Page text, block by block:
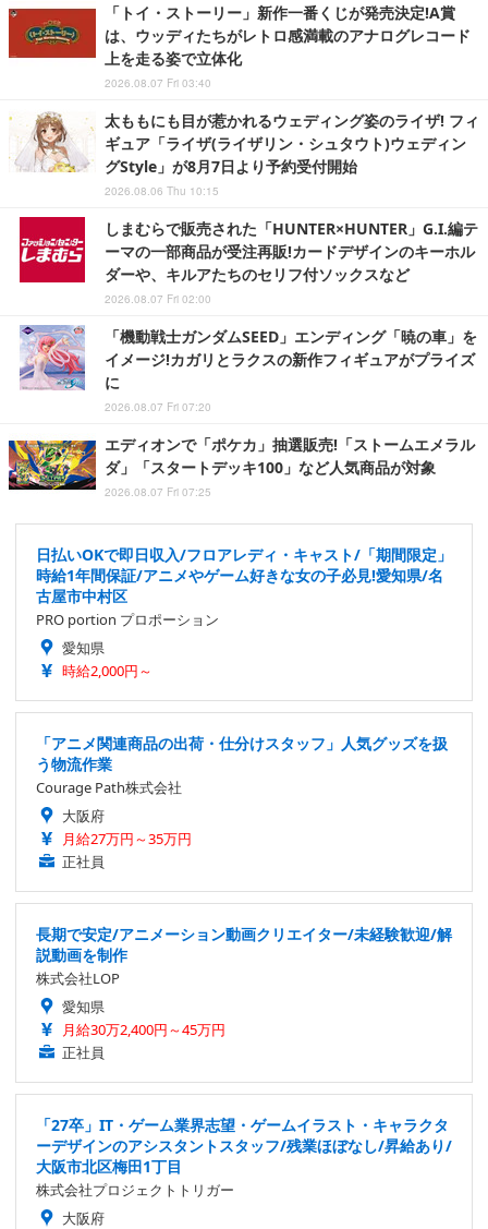
「トイ・ストーリー」新作一番くじが発売決定!A賞
は、ウッディたちがレトロ感満載のアナログレコード
上を走る姿で立体化
2026.08.07 Fri 03:40
太ももにも目が惹かれるウェディング姿のライザ! フィ
ギュア「ライザ(ライザリン・シュタウト)ウェディン
グStyle」が8月7日より予約受付開始
2026.08.06 Thu 10:15
しまむらで販売された「HUNTER×HUNTER」G.I.編テ
ーマの一部商品が受注再販!カードデザインのキーホル
ダーや、キルアたちのセリフ付ソックスなど
2026.08.07 Fri 02:00
「機動戦士ガンダムSEED」エンディング「暁の車」を
イメージ!カガリとラクスの新作フィギュアがプライズ
に
2026.08.07 Fri 07:20
エディオンで「ポケカ」抽選販売!「ストームエメラル
ダ」「スタートデッキ100」など人気商品が対象
2026.08.07 Fri 07:25
日払いOKで即日収入/フロアレディ・キャスト/「期間限定」
時給1年間保証/アニメやゲーム好きな女の子必見!愛知県/名
古屋市中村区
PRO portion プロポーション
愛知県
時給2,000円～
「アニメ関連商品の出荷・仕分けスタッフ」人気グッズを扱
う物流作業
Courage Path株式会社
大阪府
月給27万円～35万円
正社員
長期で安定/アニメーション動画クリエイター/未経験歓迎/解
説動画を制作
株式会社LOP
愛知県
月給30万2,400円～45万円
正社員
「27卒」IT・ゲーム業界志望・ゲームイラスト・キャラクタ
ーデザインのアシスタントスタッフ/残業ほぼなし/昇給あり/
大阪市北区梅田1丁目
株式会社プロジェクトトリガー
大阪府